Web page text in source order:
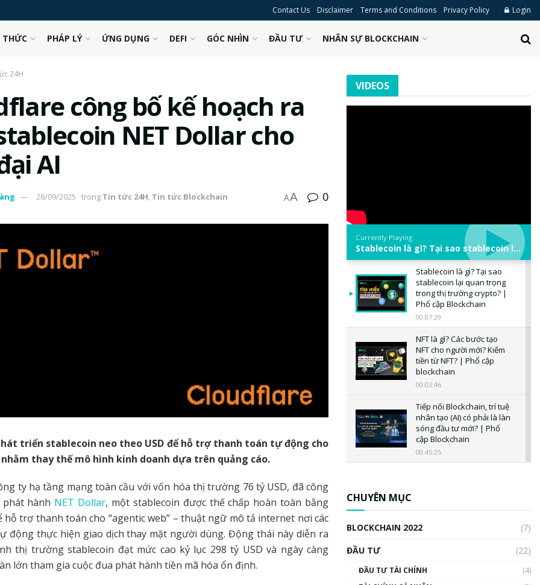
Contact Us Disclaimer Terms and Conditions Privacy Policy Login
THỨC PHÁP LÝ ỨNG DỤNG DEFI GÓC NHÌN ĐẦU TƯ NHÂN SỰ BLOCKCHAIN
24H
công bố kế hoạch ra
NET Dollar cho
AI
26/09/2025 trong Tin tức 24H, Tin tức Blockchain AA 0
triển stablecoin neo theo USD để hỗ trợ thanh toán tự động cho
thay thế mô hình kinh doanh dựa trên quảng cáo.
ty hạ tầng mạng toàn cầu với vốn hóa thị trường 76 tỷ USD, đã công
hành NET Dollar, một stablecoin được thế chấp hoàn toàn bằng
hỗ trợ thanh toán cho “agentic web” – thuật ngữ mô tả internet nơi các
động thực hiện giao dịch thay mặt người dùng. Động thái này diễn ra
thị trường stablecoin đạt mức cao kỷ lục 298 tỷ USD và ngày càng
lớn tham gia cuộc đua phát hành tiền mã hóa ổn định.
VIDEOS
Currently Playing
Stablecoin là gì? Tại sao stablecoin lại quan trọng trong thị trường crypto? | Phổ cập Blockchain
Stablecoin là gì? Tại sao
stablecoin lại quan trọng
trong thị trường crypto? |
Phổ cập Blockchain
00:07:29
NFT là gì? Các bước tạo
NFT cho người mới? Kiếm
tiền từ NFT? | Phổ cập
blockchain
00:03:46
Tiếp nối Blockchain, trí tuệ
nhân tạo (AI) có phải là làn
sóng đầu tư mới? | Phổ
cập Blockchain
00:45:25
uptrend trong năm 2023? |
Phổ cập Blockchain
CHUYÊN MỤC
BLOCKCHAIN 2022
(7)
ĐẦU TƯ
(22)
ĐẦU TƯ TÀI CHÍNH
(4)